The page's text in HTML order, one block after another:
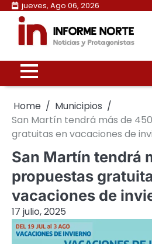
Skip
content
jueves, Ago 06, 2026
Home
Municipios
San Martín tendrá más de
gratuitas en vacaciones de
San Martín tendrá
propuestas
vacaciones de
17 julio, 2025